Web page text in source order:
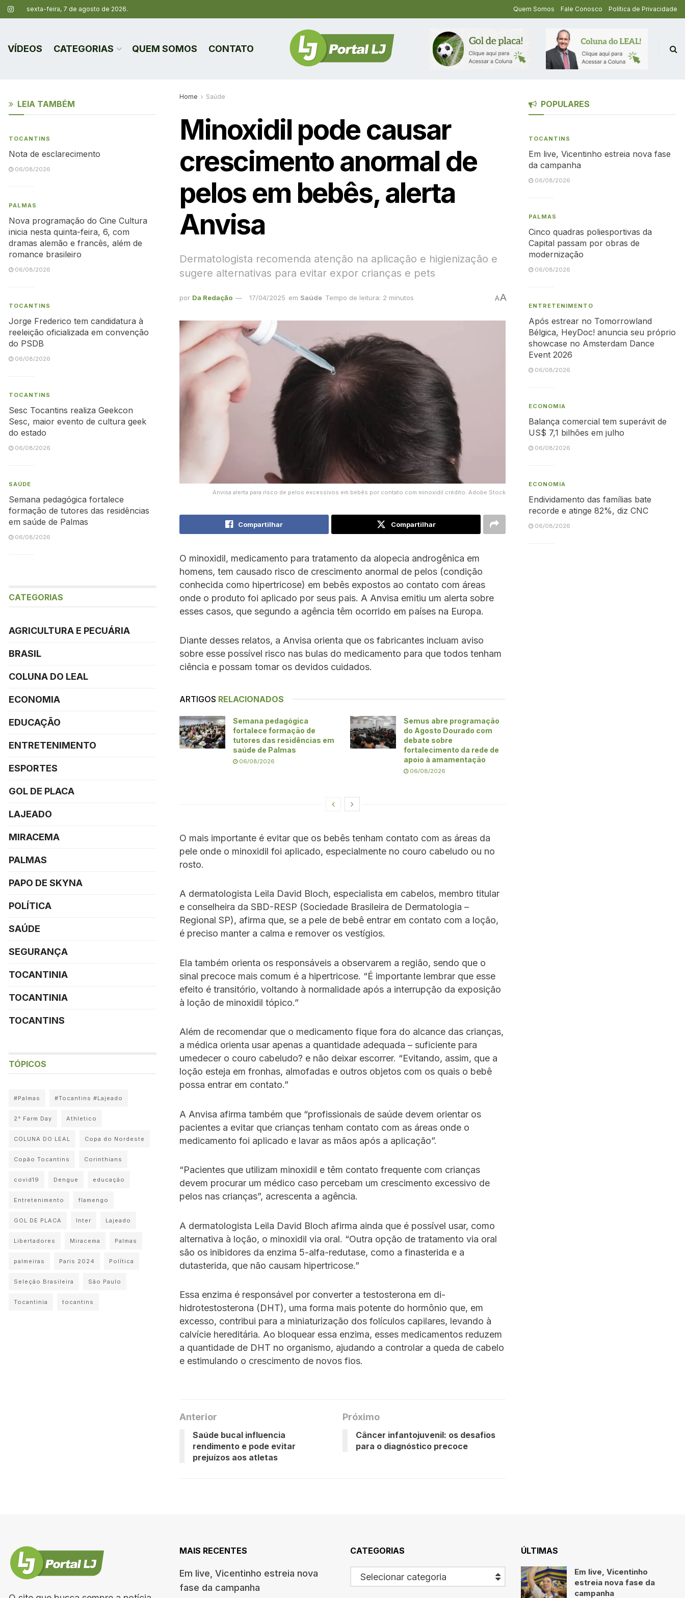
sexta-feira, 7 de agosto de 2026. Quem Somos Fale Conosco Política de Privacidade
VÍDEOS CATEGORIAS QUEM SOMOS CONTATO
Home Saúde
Minoxidil pode causar
crescimento anormal de
pelos em bebês, alerta
Anvisa
Dermatologista recomenda atenção na aplicação e higienização e
sugere alternativas para evitar expor crianças e pets
por Da Redação 17/04/2025 em Saúde Tempo de leitura: 2 minutos AA
Anvisa alerta para risco de pelos excessivos em bebês por contato com minoxidil crédito: Adobe Stock
Compartilhar Compartilhar
O minoxidil, medicamento para tratamento da alopecia androgênica em
homens, tem causado risco de crescimento anormal de pelos (condição
conhecida como hipertricose) em bebês expostos ao contato com áreas
onde o produto foi aplicado por seus pais. A Anvisa emitiu um alerta sobre
esses casos, que segundo a agência têm ocorrido em países na Europa.
Diante desses relatos, a Anvisa orienta que os fabricantes incluam aviso
sobre esse possível risco nas bulas do medicamento para que todos tenham
ciência e possam tomar os devidos cuidados.
ARTIGOS RELACIONADOS
Semana pedagógica
fortalece formação de
tutores das residências em
saúde de Palmas
06/08/2026
Semus abre programação
do Agosto Dourado com
debate sobre
fortalecimento da rede de
apoio à amamentação
06/08/2026
O mais importante é evitar que os bebês tenham contato com as áreas da
pele onde o minoxidil foi aplicado, especialmente no couro cabeludo ou no
rosto.
A dermatologista Leila David Bloch, especialista em cabelos, membro titular
e conselheira da SBD-RESP (Sociedade Brasileira de Dermatologia –
Regional SP), afirma que, se a pele de bebê entrar em contato com a loção,
é preciso manter a calma e remover os vestígios.
Ela também orienta os responsáveis a observarem a região, sendo que o
sinal precoce mais comum é a hipertricose. “É importante lembrar que esse
efeito é transitório, voltando à normalidade após a interrupção da exposição
à loção de minoxidil tópico.”
Além de recomendar que o medicamento fique fora do alcance das crianças,
a médica orienta usar apenas a quantidade adequada – suficiente para
umedecer o couro cabeludo? e não deixar escorrer. “Evitando, assim, que a
loção esteja em fronhas, almofadas e outros objetos com os quais o bebê
possa entrar em contato.”
A Anvisa afirma também que “profissionais de saúde devem orientar os
pacientes a evitar que crianças tenham contato com as áreas onde o
medicamento foi aplicado e lavar as mãos após a aplicação”.
“Pacientes que utilizam minoxidil e têm contato frequente com crianças
devem procurar um médico caso percebam um crescimento excessivo de
pelos nas crianças”, acrescenta a agência.
A dermatologista Leila David Bloch afirma ainda que é possível usar, como
alternativa à loção, o minoxidil via oral. “Outra opção de tratamento via oral
são os inibidores da enzima 5-alfa-redutase, como a finasterida e a
dutasterida, que não causam hipertricose.”
Essa enzima é responsável por converter a testosterona em di-
hidrotestosterona (DHT), uma forma mais potente do hormônio que, em
excesso, contribui para a miniaturização dos folículos capilares, levando à
calvície hereditária. Ao bloquear essa enzima, esses medicamentos reduzem
a quantidade de DHT no organismo, ajudando a controlar a queda de cabelo
e estimulando o crescimento de novos fios.
Anterior
Saúde bucal influencia
rendimento e pode evitar
prejuízos aos atletas
Próximo
Câncer infantojuvenil: os desafios
para o diagnóstico precoce
LEIA TAMBÉM
TOCANTINS
Nota de esclarecimento
06/08/2026
PALMAS
Nova programação do Cine Cultura
inicia nesta quinta-feira, 6, com
dramas alemão e francês, além de
romance brasileiro
06/08/2026
TOCANTINS
Jorge Frederico tem candidatura à
reeleição oficializada em convenção
do PSDB
06/08/2026
TOCANTINS
Sesc Tocantins realiza Geekcon
Sesc, maior evento de cultura geek
do estado
06/08/2026
SAÚDE
Semana pedagógica fortalece
formação de tutores das residências
em saúde de Palmas
06/08/2026
CATEGORIAS
AGRICULTURA E PECUÁRIA
BRASIL
COLUNA DO LEAL
ECONOMIA
EDUCAÇÃO
ENTRETENIMENTO
ESPORTES
GOL DE PLACA
LAJEADO
MIRACEMA
PALMAS
PAPO DE SKYNA
POLÍTICA
SAÚDE
SEGURANÇA
TOCANTINIA
TOCANTINIA
TOCANTINS
TÓPICOS
#Palmas #Tocantins #Lajeado
2° Farm Day Athletico
COLUNA DO LEAL Copa do Nordeste
Copão Tocantins Corinthians
covid19 Dengue educação
Entretenimento flamengo
GOL DE PLACA Inter Lajeado
Libertadores Miracema Palmas
palmeiras Paris 2024 Política
Seleção Brasileira São Paulo
Tocantinia tocantins
POPULARES
TOCANTINS
Em live, Vicentinho estreia nova fase
da campanha
06/08/2026
PALMAS
Cinco quadras poliesportivas da
Capital passam por obras de
modernização
06/08/2026
ENTRETENIMENTO
Após estrear no Tomorrowland
Bélgica, HeyDoc! anuncia seu próprio
showcase no Amsterdam Dance
Event 2026
06/08/2026
ECONOMIA
Balança comercial tem superávit de
US$ 7,1 bilhões em julho
06/08/2026
ECONOMIA
Endividamento das famílias bate
recorde e atinge 82%, diz CNC
06/08/2026
MAIS RECENTES
Em live, Vicentinho estreia nova
fase da campanha
CATEGORIAS
Selecionar categoria
ÚLTIMAS
Em live, Vicentinho
estreia nova fase da
campanha